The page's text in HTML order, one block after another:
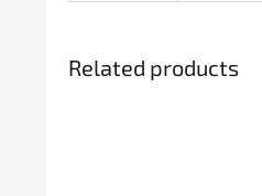
Related products